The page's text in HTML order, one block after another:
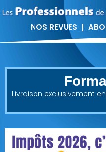
NOS REVUES
Livraison exclusivement